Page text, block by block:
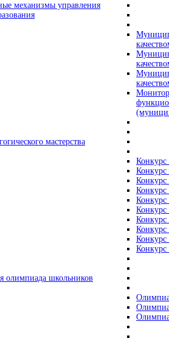
механизмы управления
мастерства
Конкурс
Конкурс
Конкурс
Конкурс
Конкурс
Конкурс
Конкурс
Конкурс
Конкурс
Конкурс
олимпиада школьников